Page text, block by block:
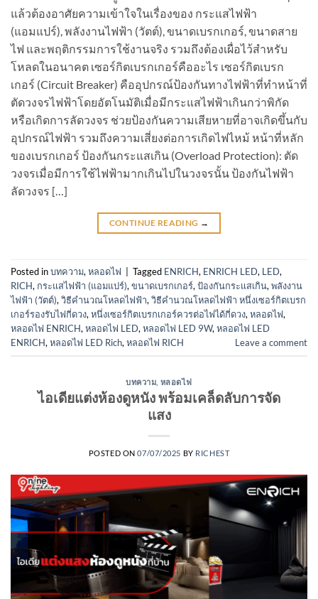
แล้วต้องอาศัยความเข้าใจในเรื่องของ กระแสไฟฟ้า
(แอมแปร์), พลังงานไฟฟ้า (วัตต์), ขนาดเบรกเกอร์, ขนาดสาย
ไฟ และพฤติกรรมการใช้งานจริง รวมถึงต้องเผื่อไว้สำหรับ
โหลดในอนาคต เซอร์กิตเบรกเกอร์คืออะไร เซอร์กิตเบรก
เกอร์ (Circuit Breaker) คืออุปกรณ์ป้องกันทางไฟฟ้าที่ทำหน้าที่
ตัดวงจรไฟฟ้าโดยอัตโนมัติเมื่อมีกระแสไฟฟ้าเกินกว่าพิกัด
หรือเกิดการลัดวงจร ช่วยป้องกันความเสียหายที่อาจเกิดขึ้นกับ
อุปกรณ์ไฟฟ้า รวมถึงความเสี่ยงต่อการเกิดไฟไหม้ หน้าที่หลัก
ของเบรกเกอร์ ป้องกันกระแสเกิน (Overload Protection): ตัด
วงจรเมื่อมีการใช้ไฟฟ้ามากเกินไปในวงจรนั้น ป้องกันไฟฟ้า
ลัดวงจร […]
CONTINUE READING →
Posted inบทความ, หลอดไฟ Tagged ENRICH, ENRICH LED, LED,
RICH, กระแสไฟฟ้า (แอมแปร์), ขนาดเบรกเกอร์, ป้องกันกระแสเกิน, พลังงาน
ไฟฟ้า (วัตต์), วิธีคำนวณโหลดไฟฟ้า, วิธีคำนวณโหลดไฟฟ้า หนึ่งเซอร์กิตเบรก
เกอร์รองรับไฟกี่ดวง, หนึ่งเซอร์กิตเบรกเกอร์ควรต่อไฟได้กี่ดวง, หลอดไฟ,
หลอดไฟ ENRICH, หลอดไฟ LED, หลอดไฟ LED 9W, หลอดไฟ LED
ENRICH, หลอดไฟ LED Rich, หลอดไฟ RICH Leave a comment
บทความ หลอดไฟ
ไอเดียแต่งห้องดูหนัง พร้อมเคล็ดลับการจัด
แสง
POSTED ON07/07/2025 BY RICHEST